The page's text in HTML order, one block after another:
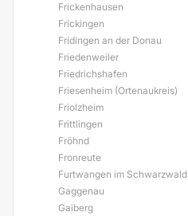
Frickenhausen
Frickingen
Fridingen an der Donau
Friedenweiler
Friedrichshafen
Friesenheim (Ortenaukreis)
Friolzheim
Frittlingen
Fröhnd
Fronreute
Furtwangen im Schwarzwald
Gaggenau
Gaiberg